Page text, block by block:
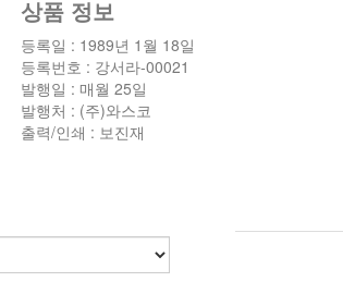
상품 정보
등록일 : 1989년 1월 18일
등록번호 : 강서라-00021
발행일 : 매월 25일
발행처 : (주)와스코
출력/인쇄 : 보진재